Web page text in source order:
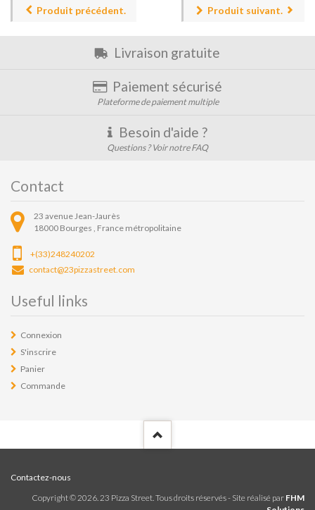
Produit précédent. Produit suivant.
Livraison gratuite
Paiement sécurisé
Plateforme de paiement multiple
Besoin d'aide ?
Questions ? Voir notre FAQ
Contact
23 avenue Jean-Jaurès
18000 Bourges , France métropolitaine
+(33)248240202
contact@23pizzastreet.com
Useful links
Connexion
S'inscrire
Panier
Commande
Contactez-nous
Copyright © 2026 . 23 Pizza Street. Tous droits réservés - Site réalisé par FHM